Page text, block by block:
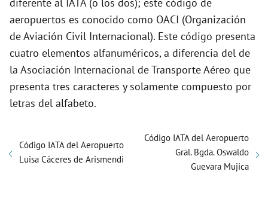
diferente al IATA (o los dos); este código de
aeropuertos es conocido como OACI (Organización
de Aviación Civil Internacional). Este código presenta
cuatro elementos alfanuméricos, a diferencia del de
la Asociación Internacional de Transporte Aéreo que
presenta tres caracteres y solamente compuesto por
letras del alfabeto.
Código IATA del Aeropuerto
Luisa Cáceres de Arismendi
Código IATA del Aeropuerto
Gral. Bgda. Oswaldo
Guevara Mujica